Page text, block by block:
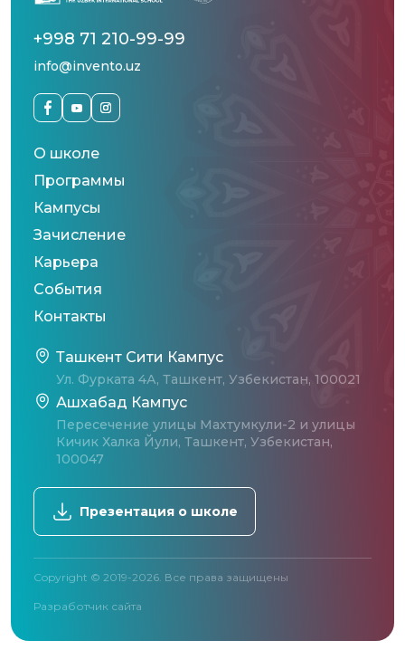
+998 71 210-99-99
info@invento.uz
О школе
Программы
Кампусы
Зачисление
Карьера
События
Контакты
Ташкент Сити Кампус
Ул. Фурката 4А, Ташкент, Узбекистан, 100021
Ашхабад Кампус
Пересечение улицы Махтумкули-2 и улицы
Кичик Халка Йули, Ташкент, Узбекистан,
100047
Презентация о школе
Copyright © 2019-2026. Все права защищены
Разработчик сайта